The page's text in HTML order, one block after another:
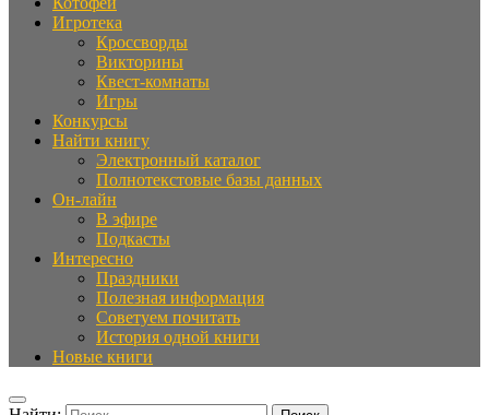
Игротека
Кроссворды
Викторины
Квест-комнаты
Игры
Конкурсы
Найти книгу
Электронный каталог
Полнотекстовые базы данных
Он-лайн
В эфире
Подкасты
Интересно
Праздники
Полезная информация
Советуем почитать
История одной книги
Новые книги